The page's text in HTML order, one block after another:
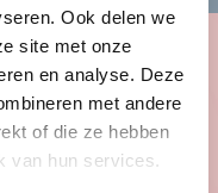
Ook delen we
site met onze
en analyse. Deze
met andere
of die ze hebben
van hun services.